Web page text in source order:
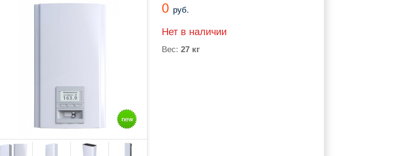
0 руб.
Нет в наличии
Вес: 27 кг